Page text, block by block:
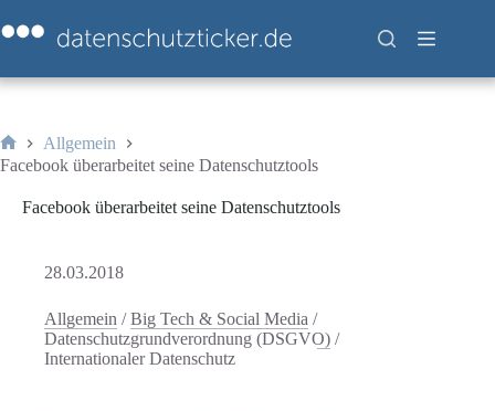
Inhalt
springen
Start
Allgemein
Facebook überarbeitet seine Datenschutztools
Facebook überarbeitet seine Datenschutztools
28.03.2018
Allgemein /Big Tech & Social Media /
Datenschutzgrundverordnung (DSGVO) /
Internationaler Datenschutz